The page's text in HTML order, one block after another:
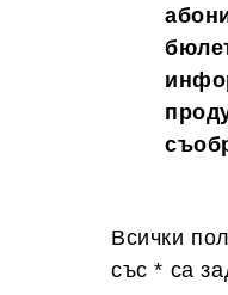
Всички
със * са